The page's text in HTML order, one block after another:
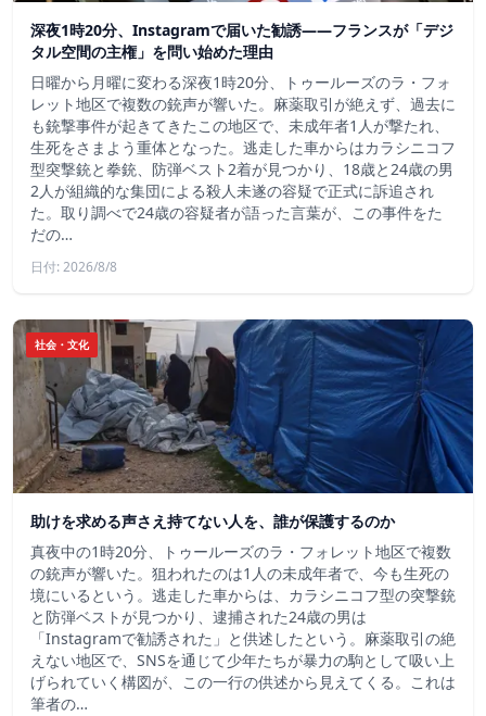
深夜1時20分、Instagramで届いた勧誘――フランスが「デジ
タル空間の主権」を問い始めた理由
日曜から月曜に変わる深夜1時20分、トゥールーズのラ・フォ
レット地区で複数の銃声が響いた。麻薬取引が絶えず、過去に
も銃撃事件が起きてきたこの地区で、未成年者1人が撃たれ、
生死をさまよう重体となった。逃走した車からはカラシニコフ
型突撃銃と拳銃、防弾ベスト2着が見つかり、18歳と24歳の男
2人が組織的な集団による殺人未遂の容疑で正式に訴追され
た。取り調べで24歳の容疑者が語った言葉が、この事件をた
だの…
日付: 2026/8/8
社会・文化
助けを求める声さえ持てない人を、誰が保護するのか
真夜中の1時20分、トゥールーズのラ・フォレット地区で複数
の銃声が響いた。狙われたのは1人の未成年者で、今も生死の
境にいるという。逃走した車からは、カラシニコフ型の突撃銃
と防弾ベストが見つかり、逮捕された24歳の男は
「Instagramで勧誘された」と供述したという。麻薬取引の絶
えない地区で、SNSを通じて少年たちが暴力の駒として吸い上
げられていく構図が、この一行の供述から見えてくる。これは
筆者の…